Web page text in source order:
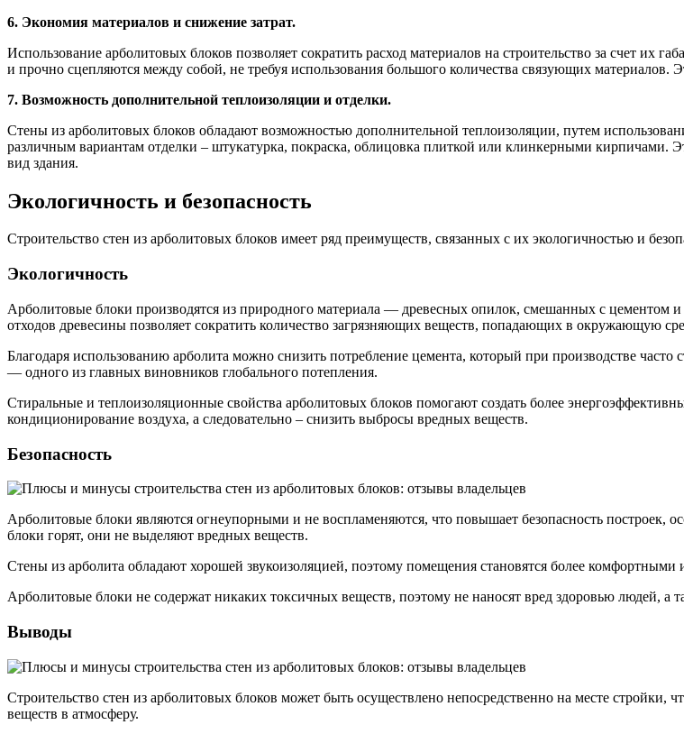
6. Экономия материалов и снижение затрат.
Использование арболитовых блоков позволяет сократить расход материалов на строительство за счет их
и прочно сцепляются между собой, не требуя использования большого количества связующих материалов.
7. Возможность дополнительной теплоизоляции и отделки.
Стены из арболитовых блоков обладают возможностью дополнительной теплоизоляции, путем
различным вариантам отделки – штукатурка, покраска, облицовка плиткой или клинкерными кирпичами.
вид здания.
Экологичность и безопасность
Строительство стен из арболитовых блоков имеет ряд преимуществ, связанных с их экологичностью и
Экологичность
Арболитовые блоки производятся из природного материала — древесных опилок, смешанных с цементом
отходов древесины позволяет сократить количество загрязняющих веществ, попадающих в окружающую
Благодаря использованию арболита можно снизить потребление цемента, который при производстве
— одного из главных виновников глобального потепления.
Стиральные и теплоизоляционные свойства арболитовых блоков помогают создать более
кондиционирование воздуха, а следовательно – снизить выбросы вредных веществ.
Безопасность
Арболитовые блоки являются огнеупорными и не воспламеняются, что повышает безопасность построек,
блоки горят, они не выделяют вредных веществ.
Стены из арболита обладают хорошей звукоизоляцией, поэтому помещения становятся более
Арболитовые блоки не содержат никаких токсичных веществ, поэтому не наносят вред здоровью людей, а
Выводы
Строительство стен из арболитовых блоков может быть осуществлено непосредственно на месте
веществ в атмосферу.